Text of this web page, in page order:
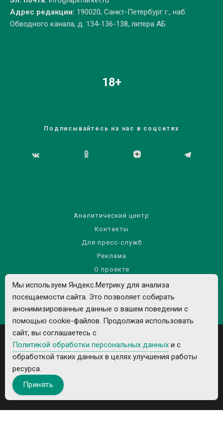
Адрес редакции: 190020, Санкт-Петербург г., наб.
Обводного канала, д. 134-136-138, литера АБ
18+
Подписывайтесь на нас в соцсетях
Аналитический центр
Контакты
Для пресс-служб
Реклама
О проекте
Правила использования материалов сайта
Политика обработки персональных данных
Все рекламируемые товары и услуги имеют необходимые лицензии и
Мы используем Яндекс.Метрику для анализа
посещаемости сайта. Это позволяет собирать
анонимизированные данные о вашем поведении с
помощью cookie-файлов. Продолжая использовать
сайт, вы соглашаетесь с
Политикой обработки персональных данных и с
обработкой таких данных в целях улучшения работы
ресурса.
Принять